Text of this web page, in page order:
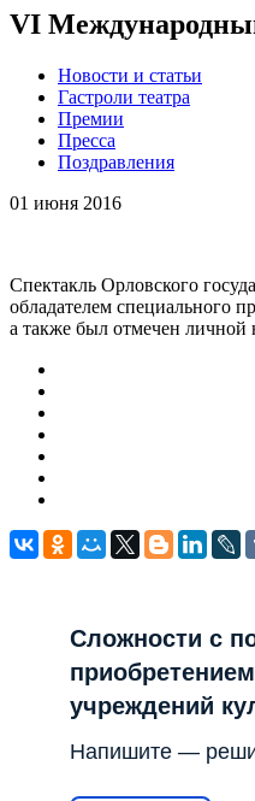
VI
Новости и статьи
Гастроли театра
Премии
Пресса
Поздравления
01 июня 2016
Спектакль Орловского
обладателем специального
а также был отмечен личной
Сложности с
учреждений
Напишите —